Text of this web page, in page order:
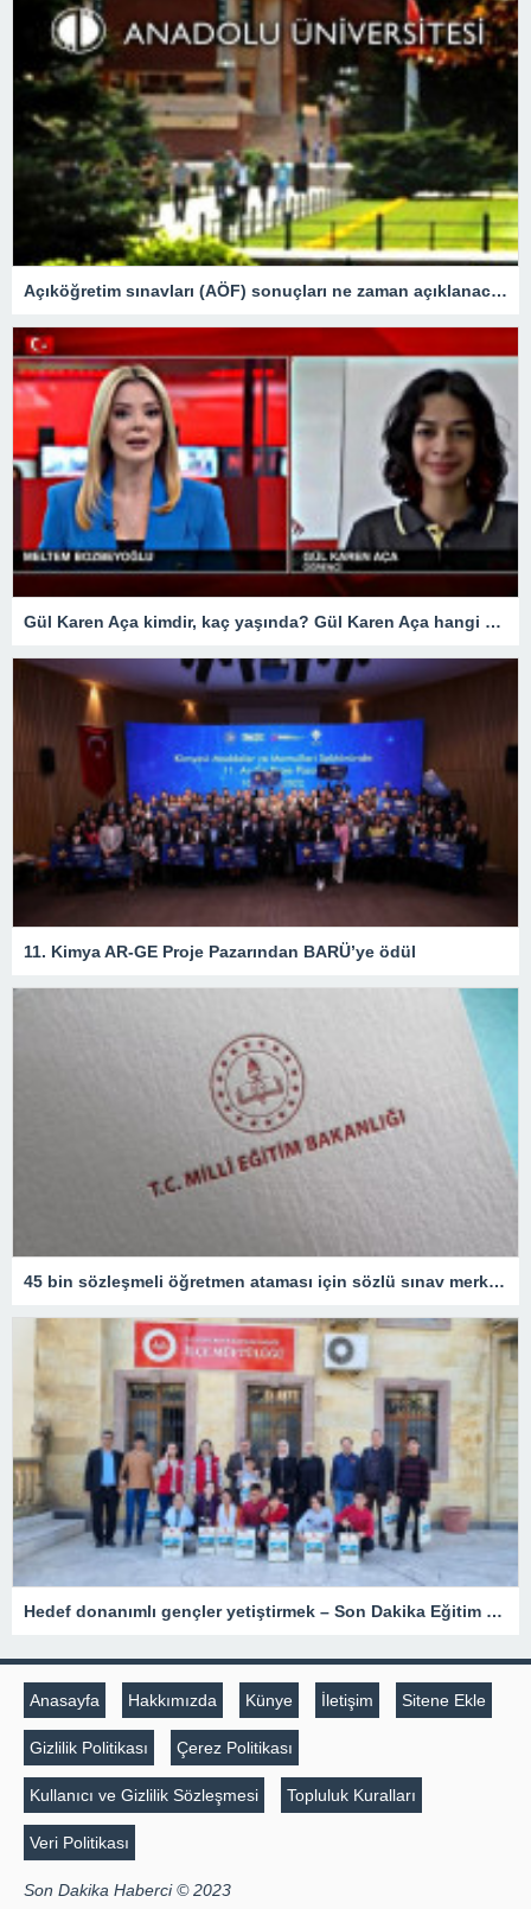
Açıköğretim sınavları (AÖF) sonuçları ne zaman açıklanacak? (2023 AÖF sonuçları sorgulama ekranı) – Son Dakika Eğitim Haberleri
Gül Karen Aça kimdir, kaç yaşında? Gül Karen Aça hangi okulda, nereli?
11. Kimya AR-GE Proje Pazarından BARÜ’ye ödül
45 bin sözleşmeli öğretmen ataması için sözlü sınav merkezleri açıklandı
Hedef donanımlı gençler yetiştirmek – Son Dakika Eğitim Haberleri
Anasayfa Hakkımızda Künye İletişim Sitene Ekle
Gizlilik Politikası Çerez Politikası
Kullanıcı ve Gizlilik Sözleşmesi Topluluk Kuralları
Veri Politikası
Son Dakika Haberci © 2023